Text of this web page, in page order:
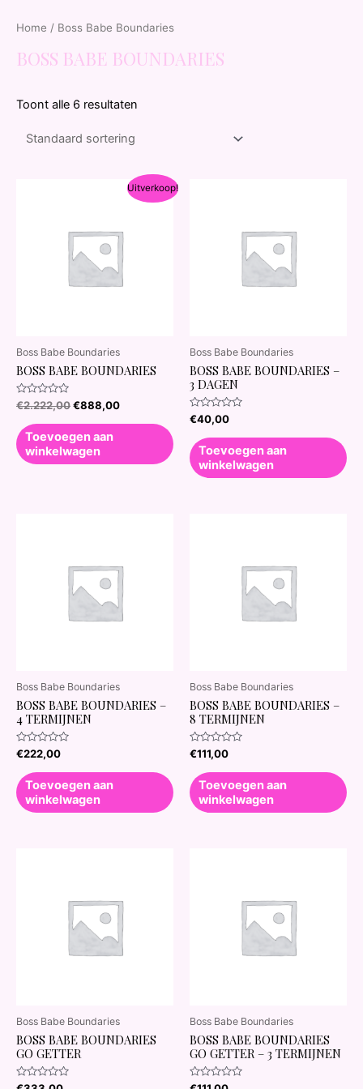
Home / Boss Babe Boundaries
BOSS BABE BOUNDARIES
Toont alle 6 resultaten
Uitverkoop!
Boss Babe Boundaries
BOSS BABE BOUNDARIES
Waardering
0
5
€2.222,00€888,00
Toevoegen aan
winkelwagen
Boss Babe Boundaries
BOSS BABE BOUNDARIES –
3 DAGEN
Waardering
0
5
€40,00
Toevoegen aan
winkelwagen
Boss Babe Boundaries
BOSS BABE BOUNDARIES –
4 TERMIJNEN
Waardering
0
5
€222,00
Toevoegen aan
winkelwagen
Boss Babe Boundaries
BOSS BABE BOUNDARIES –
8 TERMIJNEN
Waardering
0
5
€111,00
Toevoegen aan
winkelwagen
Boss Babe Boundaries
BOSS BABE BOUNDARIES
GO GETTER
Waardering
Boss Babe Boundaries
BOSS BABE BOUNDARIES
GO GETTER – 3 TERMIJNEN
Waardering